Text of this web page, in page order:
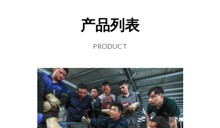
产品列表
PRODUCT